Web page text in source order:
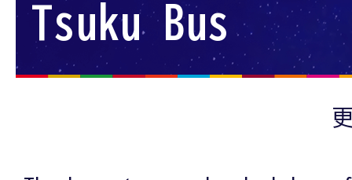
Tsuku Bus